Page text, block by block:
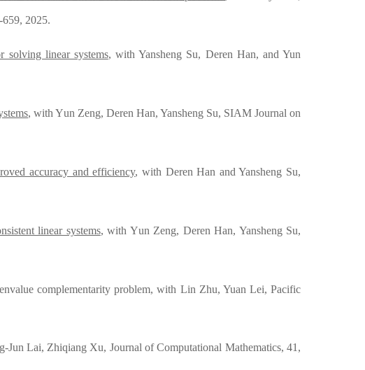
2025.
solving linear systems, with Yansheng Su, Deren Han, and Yun
, with Yun Zeng, Deren Han, Yansheng Su, SIAM Journal on
accuracy and efficiency, with Deren Han and Yansheng Su,
linear systems, with Yun Zeng, Deren Han, Yansheng Su,
complementarity problem, with Lin Zhu, Yuan Lei, Pacific
Jun Lai, Zhiqiang Xu, Journal of Computational Mathematics, 41,